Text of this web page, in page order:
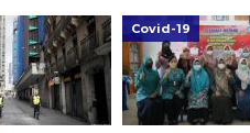
Covid-19